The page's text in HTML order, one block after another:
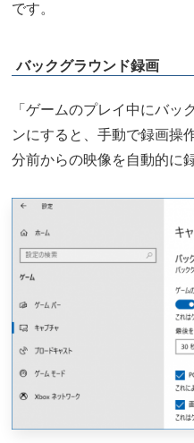
です。
バックグラウンド録画
「ゲームのプレイ中にバッ
ンにすると、手動で録画操
分前からの映像を自動的に